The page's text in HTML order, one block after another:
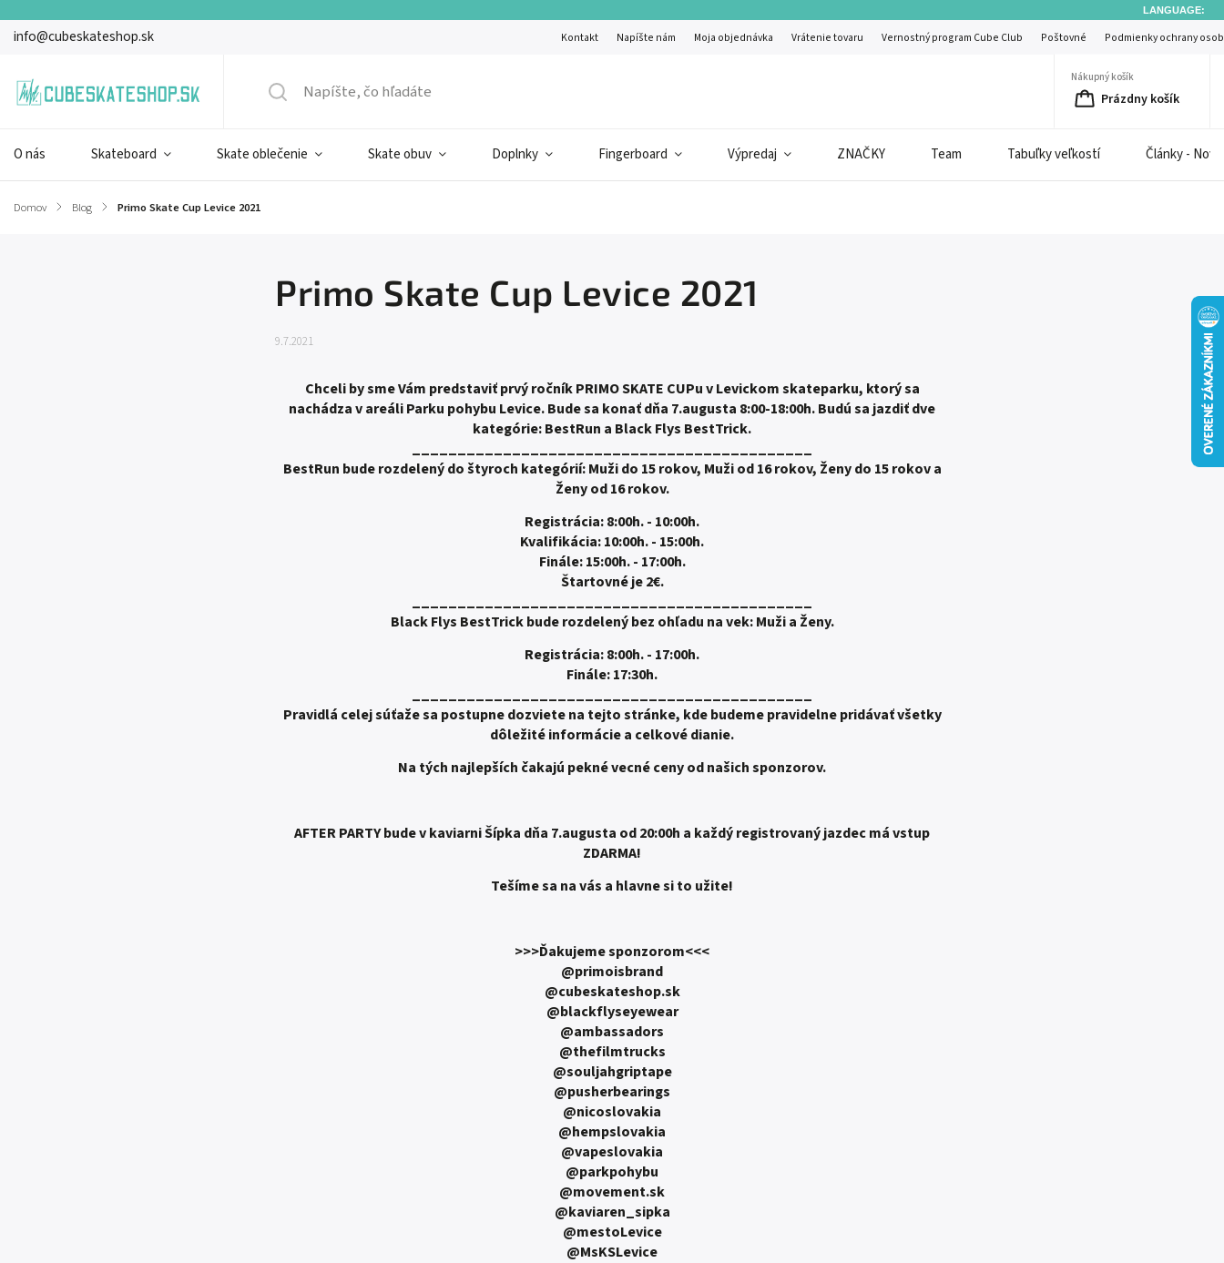
LANGUAGE:
info@cubeskateshop.sk Kontakt Napíšte nám Moja objednávka Vrátenie tovaru Vernostný program Cube Club Poštovné Podmienky ochrany
Nákupný košík
Prázdny košík
O nás Skateboard Skate oblečenie Skate obuv Doplnky Fingerboard Výpredaj ZNAČKY Team Tabuľky veľkostí Články -
Domov / Blog / Primo Skate Cup Levice 2021
Primo Skate Cup Levice 2021
9.7.2021
Chceli by sme Vám predstaviť prvý ročník PRIMO SKATE CUPu v Levickom skateparku, ktorý sa
nachádza v areáli Parku pohybu Levice. Bude sa konať dňa 7.augusta 8:00-18:00h. Budú sa jazdiť dve
kategórie: BestRun a Black Flys BestTrick.
____________________________________________
BestRun bude rozdelený do štyroch kategórií: Muži do 15 rokov, Muži od 16 rokov, Ženy do 15 rokov a
Ženy od 16 rokov.
Registrácia: 8:00h. - 10:00h.
Kvalifikácia: 10:00h. - 15:00h.
Finále: 15:00h. - 17:00h.
Štartovné je 2€.
____________________________________________
Black Flys BestTrick bude rozdelený bez ohľadu na vek: Muži a Ženy.
Registrácia: 8:00h. - 17:00h.
Finále: 17:30h.
____________________________________________
Pravidlá celej súťaže sa postupne dozviete na tejto stránke, kde budeme pravidelne pridávať všetky
dôležité informácie a celkové dianie.
Na tých najlepších čakajú pekné vecné ceny od našich sponzorov.
AFTER PARTY bude v kaviarni Šípka dňa 7.augusta od 20:00h a každý registrovaný jazdec má vstup
ZDARMA!
Tešíme sa na vás a hlavne si to užite!
>>>Ďakujeme sponzorom<<<
@primoisbrand
@cubeskateshop.sk
@blackflyseyewear
@ambassadors
@thefilmtrucks
@souljahgriptape
@pusherbearings
@nicoslovakia
@hempslovakia
@vapeslovakia
@parkpohybu
@movement.sk
@kaviaren_sipka
@mestoLevice
@MsKSLevice